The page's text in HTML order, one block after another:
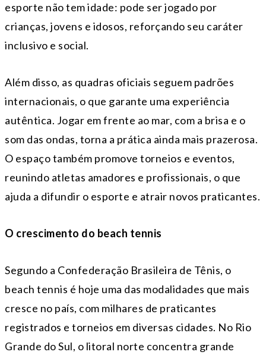
esporte não tem idade: pode ser jogado por
crianças, jovens e idosos, reforçando seu caráter
inclusivo e social.
Além disso, as quadras oficiais seguem padrões
internacionais, o que garante uma experiência
autêntica. Jogar em frente ao mar, com a brisa e o
som das ondas, torna a prática ainda mais prazerosa.
O espaço também promove torneios e eventos,
reunindo atletas amadores e profissionais, o que
ajuda a difundir o esporte e atrair novos praticantes.
O crescimento do beach tennis
Segundo a Confederação Brasileira de Tênis, o
beach tennis é hoje uma das modalidades que mais
cresce no país, com milhares de praticantes
registrados e torneios em diversas cidades. No Rio
Grande do Sul, o litoral norte concentra grande